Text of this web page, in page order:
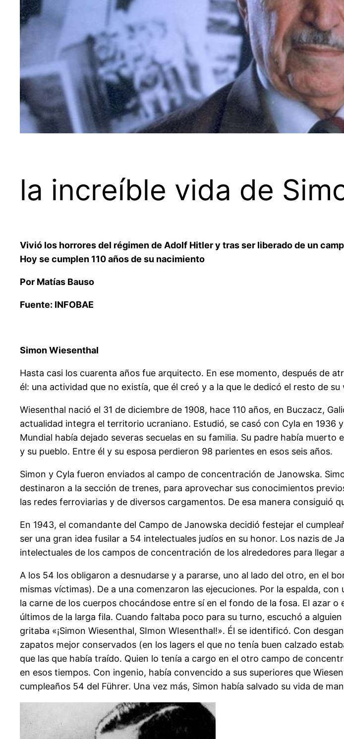
la increíble vida de
Vivió los horrores del régimen de Adolf Hitler y tras ser liberado de un
Hoy se cumplen 110 años de su nacimiento
Por Matías Bauso
Fuente: INFOBAE
Simon Wiesenthal
Hasta casi los cuarenta años fue arquitecto. En ese momento, después de
él: una actividad que no existía, que él creó y a la que le dedicó el resto de
Wiesenthal nació el 31 de diciembre de 1908, hace 110 años, en Buczacz,
actualidad integra el territorio ucraniano. Estudió, se casó con Cyla en
Mundial había dejado severas secuelas en su familia. Su padre había
y su pueblo. Entre él y su esposa perdieron 98 parientes en esos seis años.
Simon y Cyla fueron enviados al campo de concentración de Janowska.
destinaron a la sección de trenes, para aprovechar sus conocimientos
las redes ferroviarias y de diversos cargamentos. De esa manera consiguió
En 1943, el comandante del Campo de Janowska decidió festejar el
ser una gran idea fusilar a 54 intelectuales judíos en su honor. Los nazis de
intelectuales de los campos de concentración de los alrededores para llegar
A los 54 los obligaron a desnudarse y a pararse, uno al lado del otro, en el
mismas víctimas). De a una comenzaron las ejecuciones. Por la espalda,
la carne de los cuerpos chocándose entre sí en el fondo de la fosa. El azar
últimos de la larga fila. Cuando faltaba poco para su turno, escuchó a
gritaba «¡Simon Wiesenthal, SImon WIesenthal!». Él se identificó. Con
zapatos mejor conservados (en los lagers el que no tenía buen calzado
que las que había traído. Quien lo tenía a cargo en el otro campo de
en esos tiempos. Con ingenio, había convencido a sus superiores que
cumpleaños 54 del Führer. Una vez más, Simon había salvado su vida de